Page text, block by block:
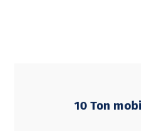
10 Ton